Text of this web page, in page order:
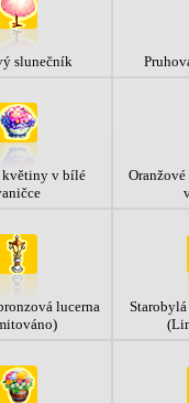
slunečník
květiny v bílé
lucerna